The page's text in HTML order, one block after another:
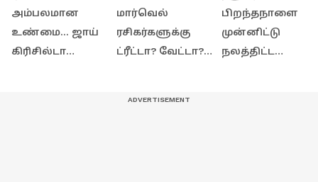
அம்பலமான
உண்மை... ஜாய்
கிரிசில்டா
மார்வெல்
ரசிகர்களுக்கு
ட்ரீட்டா? வேட்டா?
பிறந்தநாளை
முன்னிட்டு
நலத்திட்ட